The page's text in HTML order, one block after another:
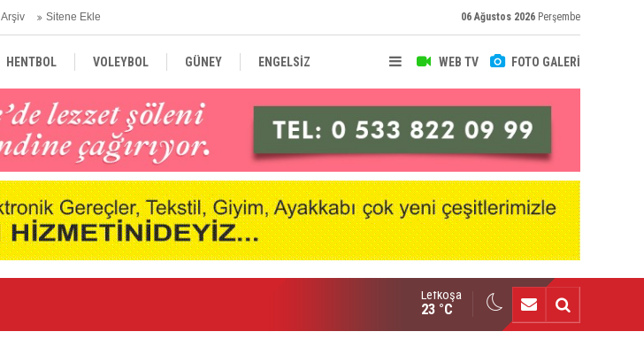
Arşiv Sitene Ekle 06 Ağustos 2026 Perşembe
WEB TV FOTO GALERİ
HENTBOL VOLEYBOL GÜNEY ENGELSİZ
DÜNYA
Kaymaklı heyetinden Harmancı’ya ziyaret
Lefkoşa
23 °C